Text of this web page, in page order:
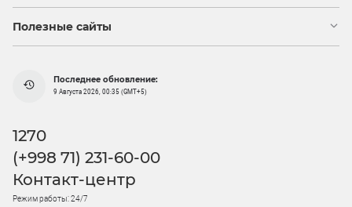
Полезные сайты
Последнее обновление:
9 Августа 2026, 00:35 (GMT+5)
1270
(+998 71) 231-60-00
Контакт-центр
Режим работы: 24/7